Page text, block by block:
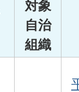
対象
自治
組織